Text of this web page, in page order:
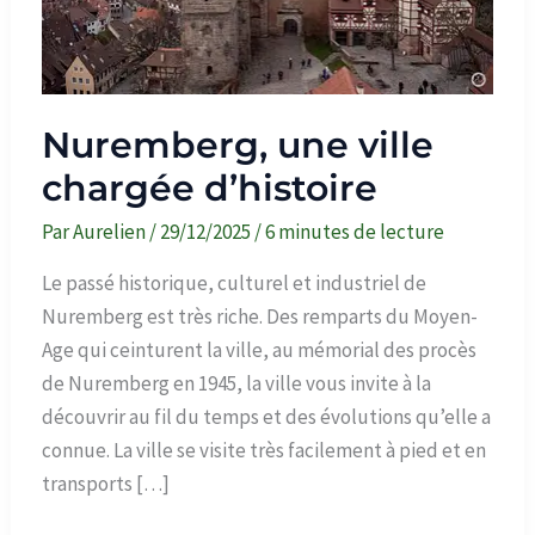
Nuremberg, une ville
chargée d’histoire
ParAurelien/29/12/2025 /6 minutes de lecture
Le passé historique, culturel et industriel de
Nuremberg est très riche. Des remparts du Moyen-
Age qui ceinturent la ville, au mémorial des procès
de Nuremberg en 1945, la ville vous invite à la
découvrir au fil du temps et des évolutions qu’elle a
connue. La ville se visite très facilement à pied et en
transports […]